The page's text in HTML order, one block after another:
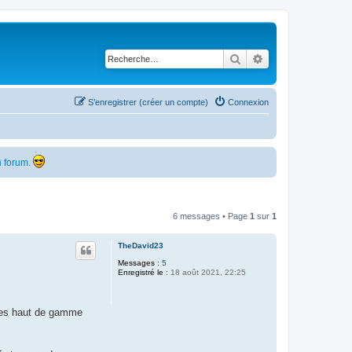
Rechercher
Connexion
S’enregistrer (créer un compte)
forum.
6 messages • Page 1 sur 1
TheDavid23
Messages : 5
Enregistré le : 18 août 2021, 22:25
haut de gamme